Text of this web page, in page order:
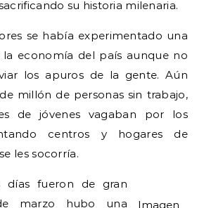
su historia milenaria.
se había experimentado una
la economía del país aunque no
los apuros de la gente. Aún
millón de personas sin trabajo,
de jóvenes vagaban por los
centros y hogares de
les socorría.
Imagen
días fueron de gran
marzo hubo una